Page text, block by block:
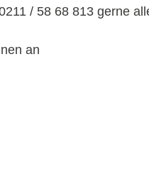
/ 58 68 813 gerne
an